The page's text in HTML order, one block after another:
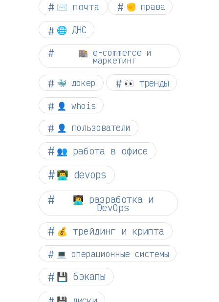
✉️ почта ✊ права
🌐 ДНС
🏬 e-commerce и
маркетинг
🐳 докер 👀 тренды
👤 whois
👤 пользователи
👥 работа в офисе
👨‍💻 devops
👨‍💻 разработка и
DevOps
💰 трейдинг и крипта
💻 операционные системы
💾 бэкапы